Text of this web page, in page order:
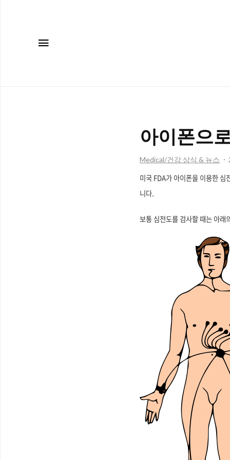
아이폰으
Medical/건강 상식 & 뉴스
미국 FDA가 아이폰을 이용한
니다.
보통 심전도를 검사할 때는 아래